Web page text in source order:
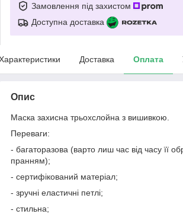
Замовлення під захистом
Доступна доставка
Доставка Оплата
Опис
Маска захисна трьохслойна з вишивкою.
Переваги:
- багаторазова (варто лиш час від часу її
пранням);
- сертифікований матеріал;
- зручні еластичні петлі;
- стильна;